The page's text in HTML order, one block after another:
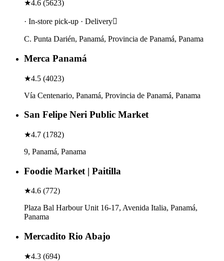
★4.6 (5623)
· In-store pick-up · Delivery
C. Punta Darién, Panamá, Provincia de Panamá, Panama
Merca Panamá
★4.5 (4023)
Vía Centenario, Panamá, Provincia de Panamá, Panama
San Felipe Neri Public Market
★4.7 (1782)
9, Panamá, Panama
Foodie Market | Paitilla
★4.6 (772)
Plaza Bal Harbour Unit 16-17, Avenida Italia, Panamá,
Panama
Mercadito Rio Abajo
★4.3 (694)